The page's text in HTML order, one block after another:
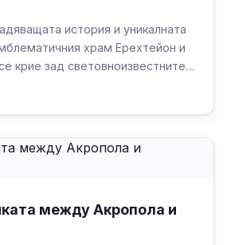
история и уникалната
храм Ерехтейон и
крие зад световноизвестните
между Акропола и